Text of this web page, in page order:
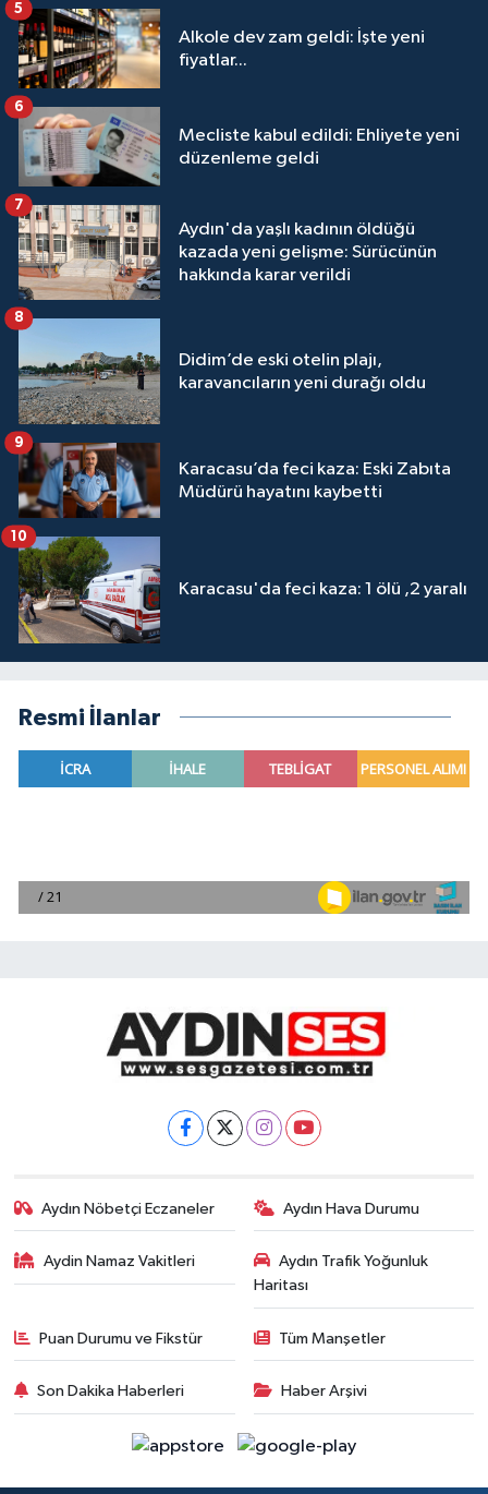
Alkole dev zam geldi: İşte yeni
fiyatlar...
5
Mecliste kabul edildi: Ehliyete yeni
düzenleme geldi
6
Aydın'da yaşlı kadının öldüğü
kazada yeni gelişme: Sürücünün
hakkında karar verildi
7
Didim’de eski otelin plajı,
karavancıların yeni durağı oldu
8
Karacasu’da feci kaza: Eski Zabıta
Müdürü hayatını kaybetti
9
Karacasu'da feci kaza: 1 ölü ,2 yaralı
10
Resmi İlanlar
Aydın Nöbetçi Eczaneler Aydın Hava Durumu
Aydin Namaz Vakitleri
Aydın Trafik Yoğunluk
Haritası
Puan Durumu ve Fikstür Tüm Manşetler
Son Dakika Haberleri Haber Arşivi